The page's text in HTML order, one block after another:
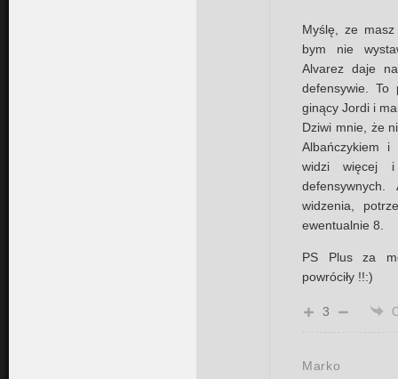
Myślę, ze
bym nie
Alvarez daje
defensywie.
ginący Jordi i
Dziwi mnie, że
Albańczykiem
widzi więcej
widzenia,
ewentualnie 8.
PS Plus za
powróciły !!:)
3
Marko